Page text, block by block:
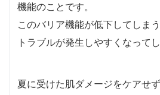
機能のことです。
このバリア機能が低下してしま
トラブルが発生しやすくなってし
夏に受けた肌ダメージをケアせず